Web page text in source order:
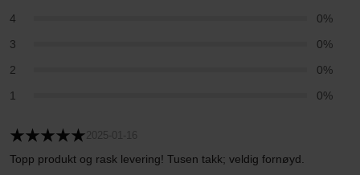
4
0%
3
0%
2
0%
1
0%
2025-01-16
Topp produkt og rask levering! Tusen takk; veldig fornøyd.